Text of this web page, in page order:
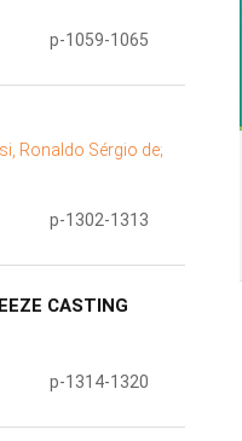
p-1059-1065
Ronaldo Sérgio de;
p-1302-1313
CASTING
p-1314-1320